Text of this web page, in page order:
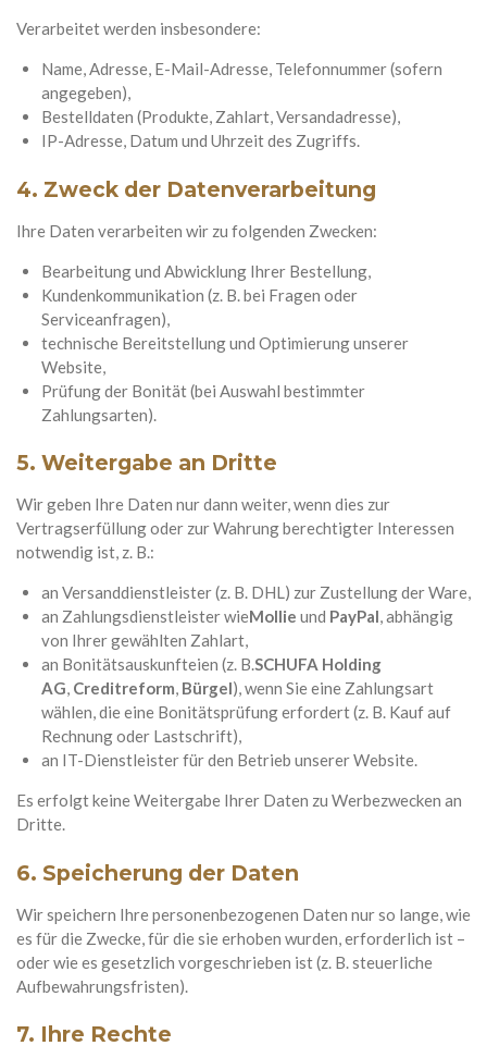
Verarbeitet werden insbesondere:
Name, Adresse, E-Mail-Adresse, Telefonnummer (sofern
angegeben),
Bestelldaten (Produkte, Zahlart, Versandadresse),
IP-Adresse, Datum und Uhrzeit des Zugriffs.
4. Zweck der Datenverarbeitung
Ihre Daten verarbeiten wir zu folgenden Zwecken:
Bearbeitung und Abwicklung Ihrer Bestellung,
Kundenkommunikation (z. B. bei Fragen oder
Serviceanfragen),
technische Bereitstellung und Optimierung unserer
Website,
Prüfung der Bonität (bei Auswahl bestimmter
Zahlungsarten).
5. Weitergabe an Dritte
Wir geben Ihre Daten nur dann weiter, wenn dies zur
Vertragserfüllung oder zur Wahrung berechtigter Interessen
notwendig ist, z. B.:
an Versanddienstleister (z. B. DHL) zur Zustellung der Ware,
an Zahlungsdienstleister wieMollie und PayPal, abhängig
von Ihrer gewählten Zahlart,
an Bonitätsauskunfteien (z. B.SCHUFA Holding
AG, Creditreform, Bürgel), wenn Sie eine Zahlungsart
wählen, die eine Bonitätsprüfung erfordert (z. B. Kauf auf
Rechnung oder Lastschrift),
an IT-Dienstleister für den Betrieb unserer Website.
Es erfolgt keine Weitergabe Ihrer Daten zu Werbezwecken an
Dritte.
6. Speicherung der Daten
Wir speichern Ihre personenbezogenen Daten nur so lange, wie
es für die Zwecke, für die sie erhoben wurden, erforderlich ist –
oder wie es gesetzlich vorgeschrieben ist (z. B. steuerliche
Aufbewahrungsfristen).
7. Ihre Rechte